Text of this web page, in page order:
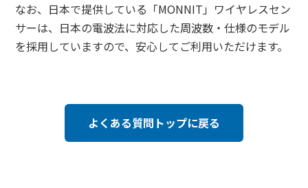
なお、日本で提供している「MONNIT」ワイヤレスセン
サーは、日本の電波法に対応した周波数・仕様のモデル
を採用していますので、安心してご利用いただけます。
よくある質問トップに戻る